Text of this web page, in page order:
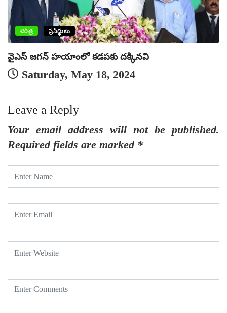
చరిత్ర ప్రసిద్ధులు
వైఎస్ జగన్ హయాంలో కడపకు దక్కినవి
Saturday, May 18, 2024
Leave a Reply
Your email address will not be published.
Required fields are marked *